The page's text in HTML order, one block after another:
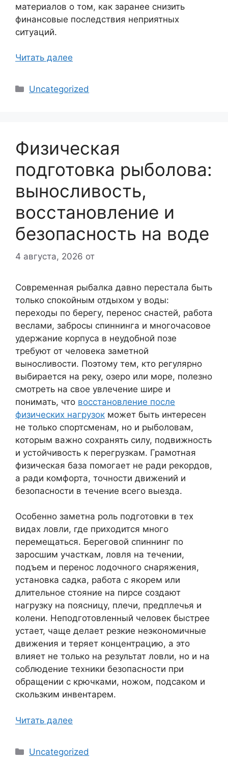
материалов о том, как заранее снизить
финансовые последствия неприятных
ситуаций.
Читать далее
Рубрики
Uncategorized
Физическая
подготовка рыболова:
выносливость,
восстановление и
безопасность на воде
4 августа, 2026 от
Современная рыбалка давно перестала быть
только спокойным отдыхом у воды:
переходы по берегу, перенос снастей, работа
веслами, забросы спиннинга и многочасовое
удержание корпуса в неудобной позе
требуют от человека заметной
выносливости. Поэтому тем, кто регулярно
выбирается на реку, озеро или море, полезно
смотреть на свое увлечение шире и
понимать, что восстановление после
физических нагрузок может быть интересен
не только спортсменам, но и рыболовам,
которым важно сохранять силу, подвижность
и устойчивость к перегрузкам. Грамотная
физическая база помогает не ради рекордов,
а ради комфорта, точности движений и
безопасности в течение всего выезда.
Особенно заметна роль подготовки в тех
видах ловли, где приходится много
перемещаться. Береговой спиннинг по
заросшим участкам, ловля на течении,
подъем и перенос лодочного снаряжения,
установка садка, работа с якорем или
длительное стояние на пирсе создают
нагрузку на поясницу, плечи, предплечья и
колени. Неподготовленный человек быстрее
устает, чаще делает резкие неэкономичные
движения и теряет концентрацию, а это
влияет не только на результат ловли, но и на
соблюдение техники безопасности при
обращении с крючками, ножом, подсаком и
скользким инвентарем.
Читать далее
Рубрики
Uncategorized